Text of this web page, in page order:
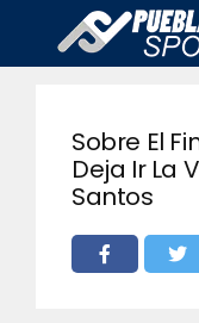
Sobre El
Deja Ir La
Santos